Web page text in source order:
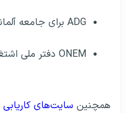
ADG برای جامعه آلمانی در بلژیک
ONEM دفتر ملی اشتغال در بلژیک
همچنین سایت‌های کاریابی